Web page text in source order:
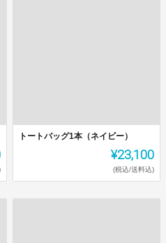
トートバッグ1本（ネイビー）
¥23,100
(税込/送料込)